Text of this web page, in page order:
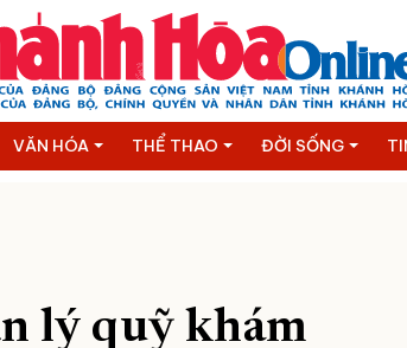
VĂN HÓA THỂ THAO ĐỜI SỐNG
lý quỹ khám